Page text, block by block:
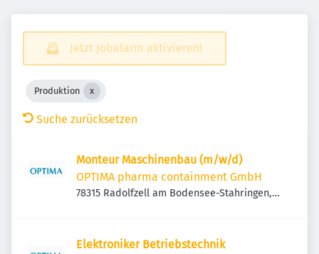
Jetzt Jobalarm aktivieren!
Produktion
Suche zurücksetzen
Monteur Maschinenbau (m/w/d)
OPTIMA pharma containment GmbH
78315 Radolfzell am Bodensee-Stahringen,
Elektroniker Betriebstechnik